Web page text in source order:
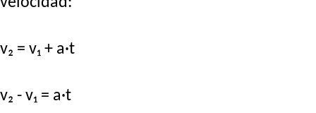
v₂ = v₁ + a·t
v₂ - v₁ = a·t